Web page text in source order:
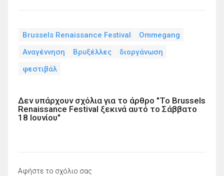
Brussels Renaissance Festival
Ommegang
Αναγέννηση
Βρυξέλλες
διοργάνωση
φεστιβάλ
Δεν υπάρχουν σχόλια για το άρθρο "To Brussels
Renaissance Festival ξεκινά αυτό το Σάββατο
18 Ιουνίου"
Αφήστε το σχόλιο σας